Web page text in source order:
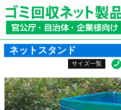
ネットスタンド
サイズ一覧